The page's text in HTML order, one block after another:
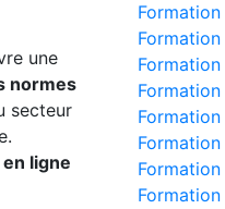
une
normes
secteur
ligne
Formation
Formation